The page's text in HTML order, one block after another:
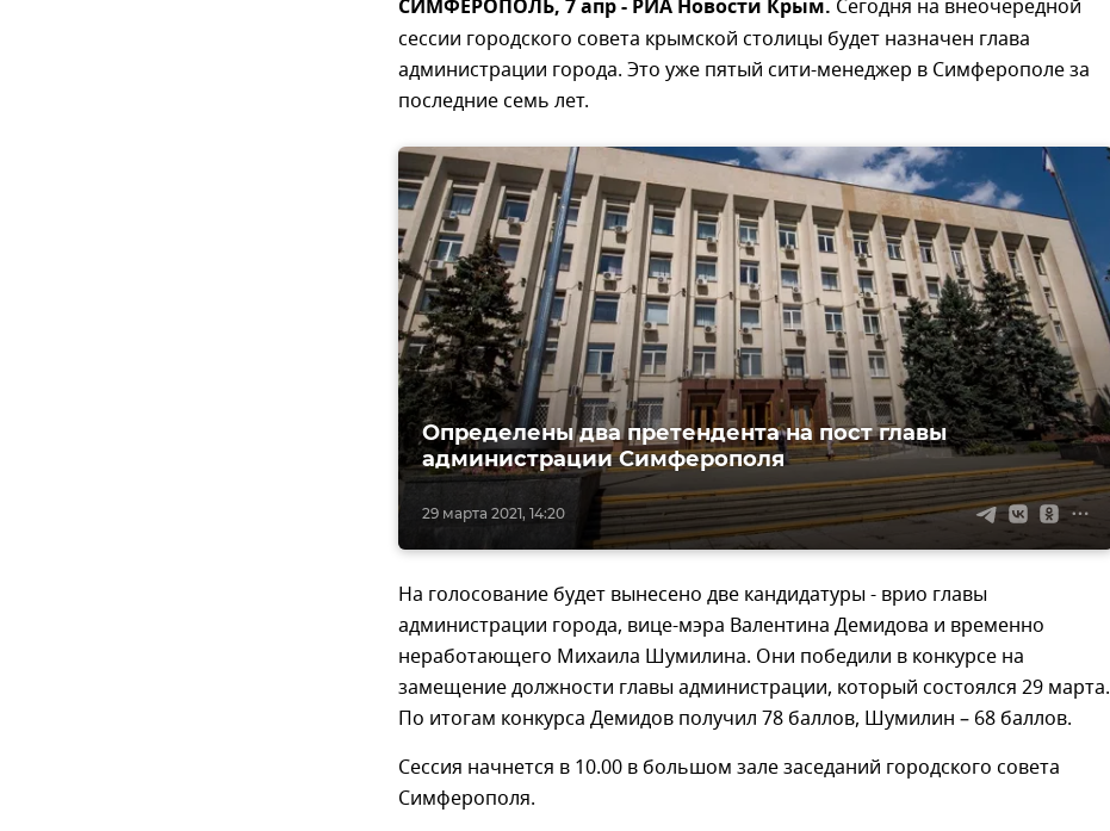
СИМФЕРОПОЛЬ, 7 апр - РИА Новости Крым. Сегодня на внеочередной
сессии городского совета крымской столицы будет назначен глава
администрации города. Это уже пятый сити-менеджер в Симферополе за
последние семь лет.
29 марта 2021, 14:20
Определены два претендента на пост главы
администрации Симферополя
На голосование будет вынесено две кандидатуры - врио главы
администрации города, вице-мэра Валентина Демидова и временно
неработающего Михаила Шумилина. Они победили в конкурсе на
замещение должности главы администрации, который состоялся 29 марта.
По итогам конкурса Демидов получил 78 баллов, Шумилин – 68 баллов.
Сессия начнется в 10.00 в большом зале заседаний городского совета
Симферополя.